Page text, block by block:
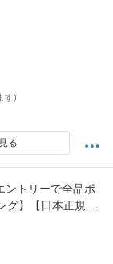
す)
る
ントリーで全品ポ
グ】【日本正規
クロモス色鉛筆
castell いろえん
性 色鉛筆セット